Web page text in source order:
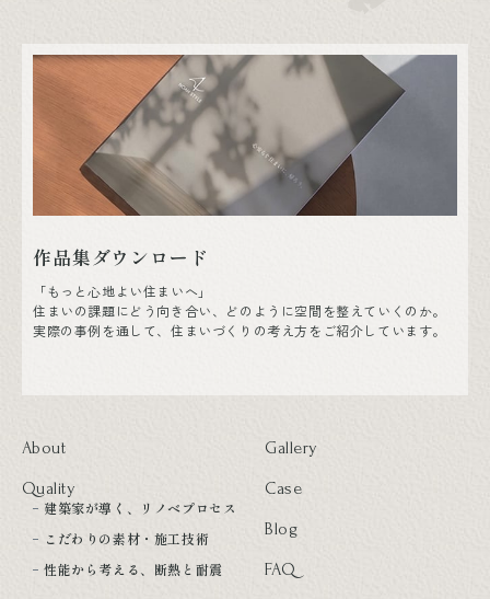
作品集ダウンロード
「もっと心地よい住まいへ」
住まいの課題にどう向き合い、どのように空間を整えていくのか。
実際の事例を通して、住まいづくりの考え方をご紹介しています。
About
Quality
建築家が導く、リノベプロセス
こだわりの素材・施工技術
性能から考える、断熱と耐震
Gallery
Case
Blog
FAQ